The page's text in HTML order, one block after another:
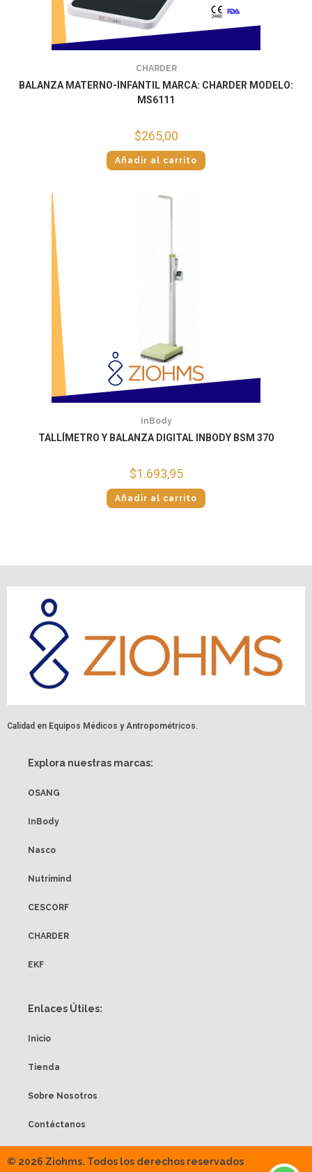
CHARDER
BALANZA MATERNO-INFANTIL MARCA: CHARDER MODELO:
MS6111
$265,00
Añadir al carrito
InBody
TALLÍMETRO Y BALANZA DIGITAL INBODY BSM 370
$1.693,95
Añadir al carrito
Calidad en Equipos Médicos y Antropométricos.
Explora nuestras marcas:
OSANG
InBody
Nasco
Nutrimind
CESCORF
CHARDER
EKF
Enlaces Útiles:
Inicio
Tienda
Sobre Nosotros
Contáctanos
© 2026 Ziohms. Todos los derechos reservados